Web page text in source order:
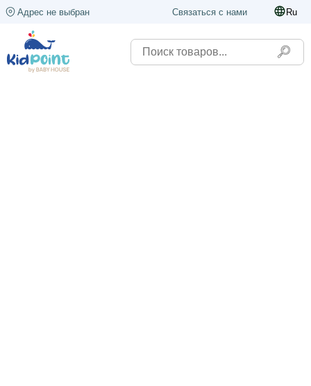
Адрес не выбран Связаться с нами Ru